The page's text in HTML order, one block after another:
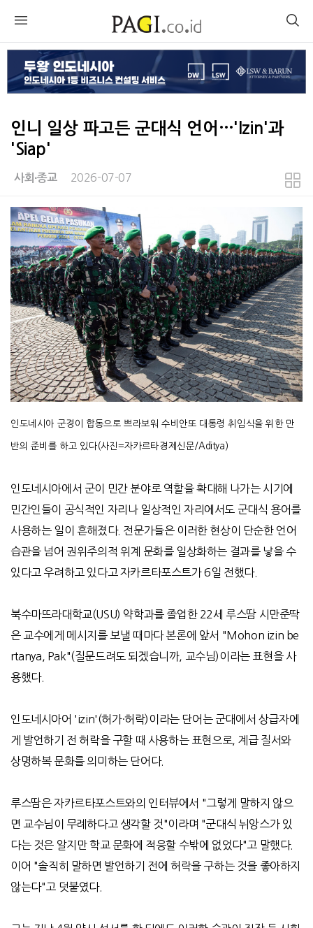
인니 일상 파고든 군대식 언어…'Izin'과
'Siap'
사회∙종교 2026-07-07
본문
인도네시아 군경이 합동으로 쁘라보워 수비안또 대통령 취임식을 위한 만
반의 준비를 하고 있다(사진=자카르타경제신문/Aditya)
인도네시아에서 군이 민간 분야로 역할을 확대해 나가는 시기에
민간인들이 공식적인 자리나 일상적인 자리에서도 군대식 용어를
사용하는 일이 흔해졌다. 전문가들은 이러한 현상이 단순한 언어
습관을 넘어 권위주의적 위계 문화를 일상화하는 결과를 낳을 수
있다고 우려하고 있다고 자카르타포스트가6일 전했다.
북수마뜨라대학교(USU) 약학과를 졸업한22세 루스땀 시만준딱
은 교수에게 메시지를 보낼 때마다 본론에 앞서 "Mohon izin be
rtanya, Pak"(질문드려도 되겠습니까, 교수님)이라는 표현을 사
용했다.
인도네시아어 'izin'(허가·허락)이라는 단어는 군대에서 상급자에
게 발언하기 전 허락을 구할 때 사용하는 표현으로
계급 질서와
상명하복 문화를 의미하는 단어다.
루스땀은 자카르타포스트와의 인터뷰에서 " 그렇게 말하지 않으
면 교수님이 무례하다고 생각할 것"이라며 "군대식 뉘앙스가 있
다는 것은 알지만 학교 문화에 적응할 수밖에 없었다" 고 말했다.
이어 "솔직히 말하면 발언하기 전에 허락을 구하는 것을 좋아하지
않는다" 고 덧붙였다.